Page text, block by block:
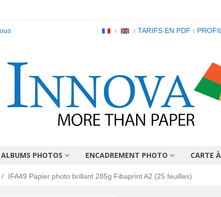
TARIFS EN PDF
ALBUMS PHOTOS ENCADREMENT PHOTO CARTE
/ IFA49 Papier photo brillant 285g Fibaprint A2 (25 feuilles)